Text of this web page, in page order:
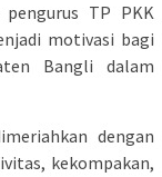
TP PKK
motivasi bagi
Bangli dalam
dengan
kekompakan,